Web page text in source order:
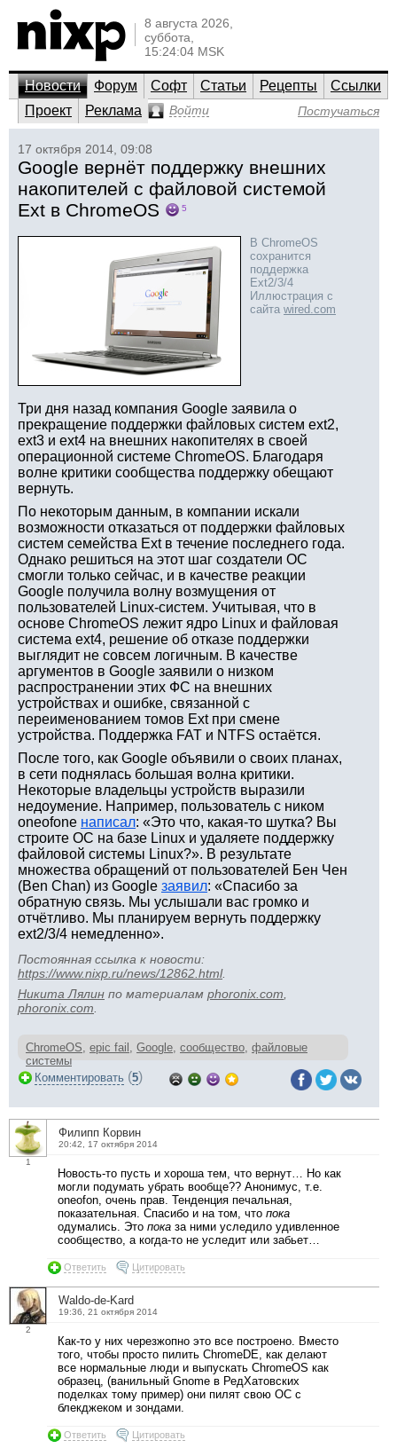
8 августа 2026,
суббота,
15:24:04 MSK
Новости Форум Софт Статьи Рецепты
Ссылки
Проект
Реклама Войти Постучаться
17 октября 2014, 09:08
Google вернёт поддержку внешних
накопителей с файловой системой
Ext в ChromeOS
5
В ChromeOS
сохранится
поддержка
Ext2/3/4
Иллюстрация с
сайта wired.com
Три дня назад компания Google заявила о
прекращение поддержки файловых систем ext2,
ext3 и ext4 на внешних накопителях в своей
операционной системе ChromeOS. Благодаря
волне критики сообщества поддержку обещают
вернуть.
По некоторым данным, в компании искали
возможности отказаться от поддержки файловых
систем семейства Ext в течение последнего года.
Однако решиться на этот шаг создатели ОС
смогли только сейчас, и в качестве реакции
Google получила волну возмущения от
пользователей Linux-систем. Учитывая, что в
основе ChromeOS лежит ядро Linux и файловая
система ext4, решение об отказе поддержки
выглядит не совсем логичным. В качестве
аргументов в Google заявили о низком
распространении этих ФС на внешних
устройствах и ошибке, связанной с
переименованием томов Ext при смене
устройства. Поддержка FAT и NTFS остаётся.
После того, как Google объявили о своих планах,
в сети поднялась большая волна критики.
Некоторые владельцы устройств выразили
недоумение. Например, пользователь с ником
oneofone написал: «Это что, какая-то шутка? Вы
строите ОС на базе Linux и удаляете поддержку
файловой системы Linux?». В результате
множества обращений от пользователей Бен Чен
(Ben Chan) из Google заявил: «Спасибо за
обратную связь. Мы услышали вас громко и
отчётливо. Мы планируем вернуть поддержку
ext2/3/4 немедленно».
Постоянная ссылка к новости:
https://www.nixp.ru/news/12862.html.
Никита Лялин по материалам phoronix.com
phoronix.com
ChromeOS, epic fail , Google, сообщество, файловые
системы
Комментировать (5)
1
Филипп Корвин
20:42, 17 октября 2014
Новость-то пусть и хороша тем, что вернут… Но как
могли подумать убрать вообще?? Анонимус, т.е.
oneofon, очень прав. Тенденция печальная,
показательная. Спасибо и на том, что пока
одумались. Это пока за ними уследило удивленное
сообщество, а когда-то не уследит или забьет…
Ответить Цитировать
2
Waldo-de-Kard
19:36, 21 октября 2014
Как-то у них черезжопно это все построено. Вместо
того, чтобы просто пилить ChromeDE, как делают
все нормальные люди и выпускать ChromeOS как
образец, (ванильный Gnome в РедХатовских
поделках тому пример) они пилят свою ОС с
блекджеком и зондами.
Ответить Цитировать